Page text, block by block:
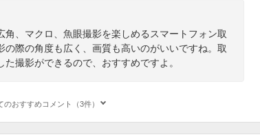
、マクロ、魚眼撮影を楽しめるスマートフォン取
際の角度も広く、画質も高いのがいいですね。取
撮影ができるので、おすすめですよ。
のおすすめコメント（3件）